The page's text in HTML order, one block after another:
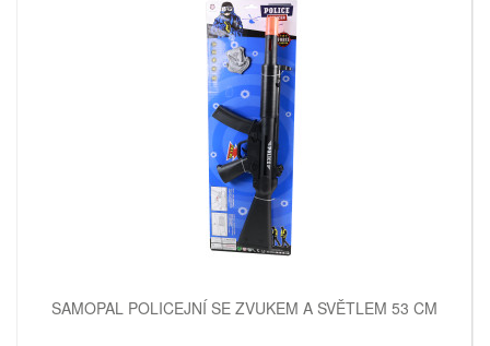
SAMOPAL POLICEJNÍ SE ZVUKEM A SVĚTLEM 53 CM